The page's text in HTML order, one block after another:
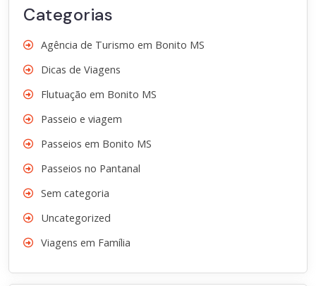
Categorias
Agência de Turismo em Bonito MS
Dicas de Viagens
Flutuação em Bonito MS
Passeio e viagem
Passeios em Bonito MS
Passeios no Pantanal
Sem categoria
Uncategorized
Viagens em Família